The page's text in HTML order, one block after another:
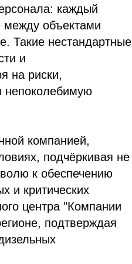
каждый
объектами
Такие нестандартные
и
на риски,
непоколебимую
компанией,
подчёркивая не
к обеспечению
и критических
центра "Компании
подтверждая